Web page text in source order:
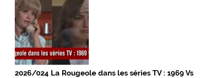
2026/024 La Rougeole dans les séries TV : 1969 Vs